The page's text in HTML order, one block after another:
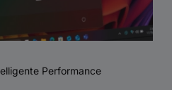
Performance